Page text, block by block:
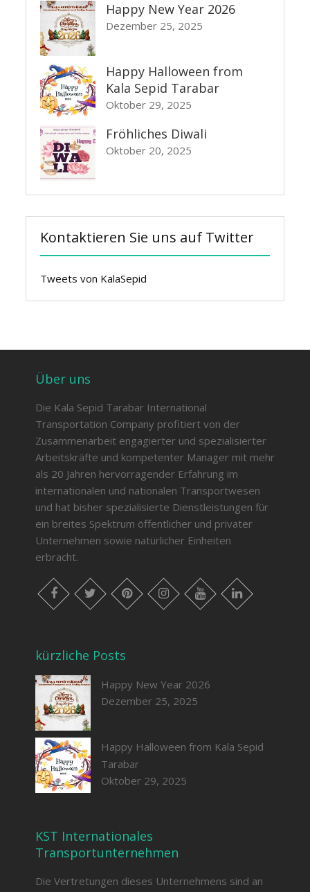
Happy New Year 2026
Dezember 25, 2025
Happy Halloween from
Kala Sepid Tarabar
Oktober 29, 2025
Fröhliches Diwali
Oktober 20, 2025
Kontaktieren Sie uns auf Twitter
Tweets von KalaSepid
Über uns
Die Kala Sepid Tarabar International
Transportation Company profitiert von der
Zusammenarbeit engagierter und spezialisierter
Arbeitskräfte und kompetenter Manager mit mehr
als 20 Jahren hervorragender Erfahrung im
internationalen und nationalen Transportwesen
und hat bisher spezialisierte Dienstleistungen für
ein breites Spektrum öffentlicher und privater
Unternehmen sowie natürlicher Einheiten
erbracht.
Facebook Twitter Pinterest Instagram Youtube LinkedIn
kürzliche Posts
Happy New Year 2026
Dezember 25, 2025
Happy Halloween from Kala Sepid
Tarabar
Oktober 29, 2025
KST Internationales
Transportunternehmen
Die Vertretungen dieses Unternehmens sind an